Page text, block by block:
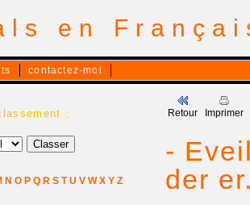
en
contactez-moi
:
N O P Q R S T U V W X Y Z
Retour Imprimer
-
der